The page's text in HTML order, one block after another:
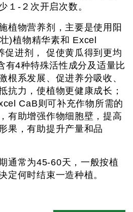
少１-２次开启次数。
植物营养剂，主要是使用阳
)植物精华素和 Excel
促进剂， 促使黄瓜得到更均
有4种特殊活性成分及适量比
根系发展、促进养分吸收、
抗力，使植物更健康成长；
CaB则可补充作物所需的
有助增强作物细胞壁，提高
果，有助提升产量和品
通常为45-60天，一般按植
定何时结束一造种植。